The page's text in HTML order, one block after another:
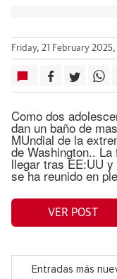
Friday, 21 February
Como dos
dan un baño de
MUndial de la
de Washington..
llegar tras EE:UU
se ha reunido en
VER POST
Entradas más